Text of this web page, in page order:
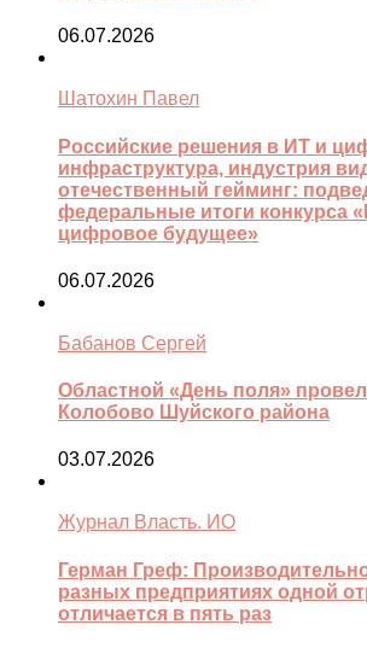
06.07.2026
Шатохин Павел
Российские решения в ИТ и
инфраструктура, индустрия
отечественный гейминг:
федеральные итоги конкурса
цифровое будущее»
06.07.2026
Бабанов Сергей
Областной «День поля»
Колобово Шуйского района
03.07.2026
Журнал Власть. ИО
Герман Греф:
разных предприятиях одной
отличается в пять раз